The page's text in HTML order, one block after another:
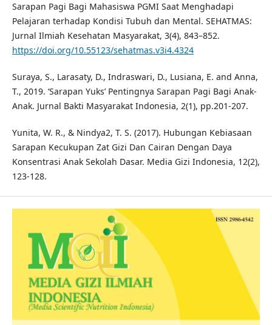
Sarapan Pagi Bagi Mahasiswa PGMI Saat Menghadapi
Pelajaran terhadap Kondisi Tubuh dan Mental. SEHATMAS:
Jurnal Ilmiah Kesehatan Masyarakat, 3(4), 843–852.
https://doi.org/10.55123/sehatmas.v3i4.4324
Suraya, S., Larasaty, D., Indraswari, D., Lusiana, E. and Anna,
T., 2019. ‘Sarapan Yuks’ Pentingnya Sarapan Pagi Bagi Anak-
Anak. Jurnal Bakti Masyarakat Indonesia, 2(1), pp.201-207.
Yunita, W. R., & Nindya2, T. S. (2017). Hubungan Kebiasaan
Sarapan Kecukupan Zat Gizi Dan Cairan Dengan Daya
Konsentrasi Anak Sekolah Dasar. Media Gizi Indonesia, 12(2),
123-128.